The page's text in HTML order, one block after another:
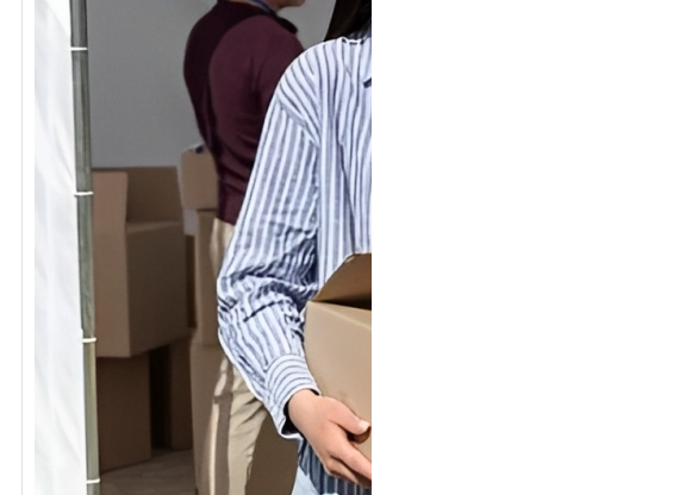
Tik Tok Buat
Jualan, Gimana
Strateginya ?
Baca Juga Cara
Berjualan Di Tiktokshop
TikTok menjadi tempat